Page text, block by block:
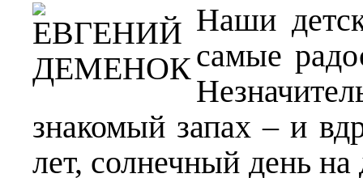
Наши
самые
знакомый запах – и
лет, солнечный день